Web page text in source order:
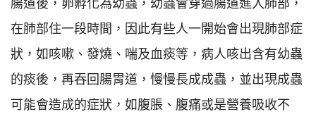
在肺部住一段時間，因此有些人一開始會出現肺部症
狀，如咳嗽、發燒、喘及血痰等，病人咳出含有幼蟲
的痰後，再吞回腸胃道，慢慢長成成蟲，並出現成蟲
可能會造成的症狀，如腹脹、腹痛或是營養吸收不